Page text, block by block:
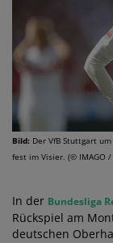
Bild: Der VfB Stuttgart
fest im Visier. (© IMAGO
In der Bundesliga
Rückspiel am
deutschen